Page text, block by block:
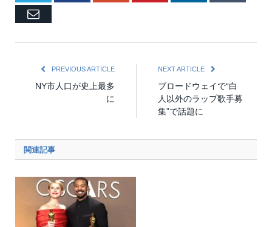
Email
PREVIOUS ARTICLE
NY市人口が史上最多
に
NEXT ARTICLE
ブロードウェイで“白
人以外のラップ歌手募
集”で話題に
関連記事